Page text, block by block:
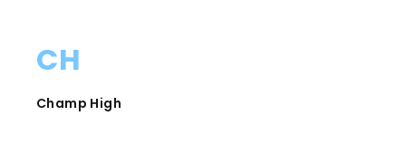
CH
Champ High